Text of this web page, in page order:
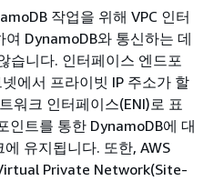
작업을 위해 VPC 인터
DynamoDB와 통신하는 데
습니다. 인터페이스 엔드포
에서 프라이빗 IP 주소가 할
워크 인터페이스(ENI)로 표
인트를 통한 DynamoDB에 대
유지됩니다. 또한, AWS
Private Network(Site-